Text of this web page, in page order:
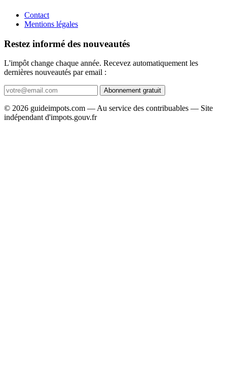
Contact
Mentions légales
Restez informé des nouveautés
L'impôt change chaque année. Recevez automatiquement les
dernières nouveautés par email :
Abonnement gratuit
© 2026 guideimpots.com — Au service des contribuables — Site
indépendant d'impots.gouv.fr